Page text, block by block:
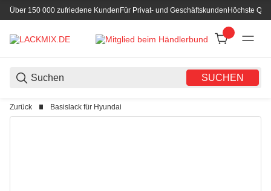
Über 150 000 zufriedene KundenFür Privat- und GeschäftskundenHöchste
SUCHEN
Zurück Basislack für Hyundai